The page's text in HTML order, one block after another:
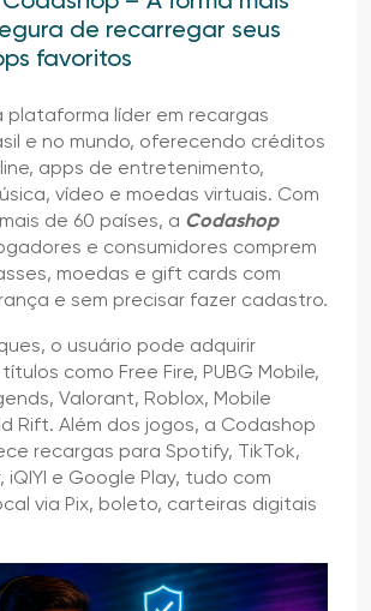
de recarregar seus
favoritos
plataforma líder em recargas
e no mundo, oferecendo créditos
apps de entretenimento,
vídeo e moedas virtuais. Com
de 60 países, a Codashop
e consumidores comprem
moedas e gift cards com
e sem precisar fazer cadastro.
o usuário pode adquirir
como Free Fire, PUBG Mobile,
Valorant, Roblox, Mobile
Rift. Além dos jogos, a Codashop
recargas para Spotify, TikTok,
iQIYI e Google Play, tudo com
via Pix, boleto, carteiras digitais